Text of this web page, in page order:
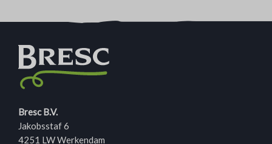
Bresc B.V.
Jakobsstaf 6
4251 LW Werkendam